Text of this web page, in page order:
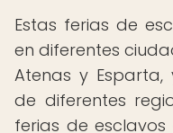
Estas ferias de
en diferentes
Atenas y
de diferentes
ferias de